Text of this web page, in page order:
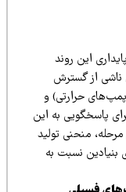
این روند
از گسترش
حرارتی) و
به این
منحنی تولید
نسبت به